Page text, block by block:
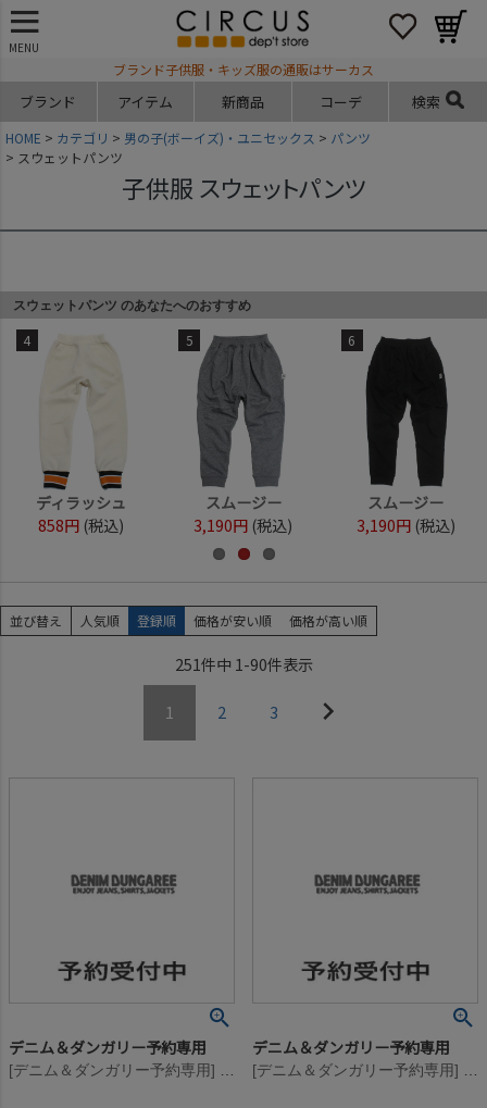
MENU
ブランド子供服・キッズ服の通販はサーカス
ブランド アイテム 新商品 コーデ 検索
HOME カテゴリ 男の子(ボーイズ)・ユニセックス
パンツ
スウェットパンツ
子供服 スウェットパンツ
スウェットパンツ のあなたへのおすすめ
4
ディラッシュ
858円 (税込)
5
スムージー
3,190円 (税込)
6
スムージー
3,190円 (税込)
並び替え 人気順 登録順 価格が安い順 価格が高い順
251件中 1-90件表示
1 2 3
デニム＆ダンガリー予約専用 デニム＆ダンガリー予約専用